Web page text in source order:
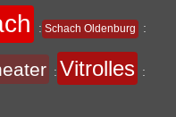
: Schach Oldenburg :
: Vitrolles :